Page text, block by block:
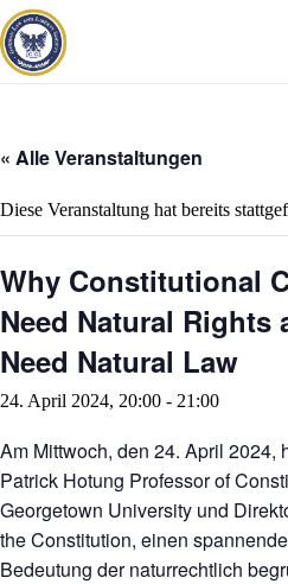
Zum
Inhalt
springen
« Alle Veranstaltungen
Diese Veranstaltung hat bereits
Why Constitutional
Need Natural Rights
Need Natural Law
24. April 2024, 20:00 - 21:00
Am Mittwoch, den 24. April 2024,
Patrick Hotung Professor of
Georgetown University und
the Constitution, einen
Bedeutung der naturrechtlich